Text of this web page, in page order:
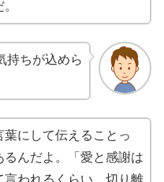
持ちが込めら
にして伝えることっ
るんだよ。「愛と感謝は